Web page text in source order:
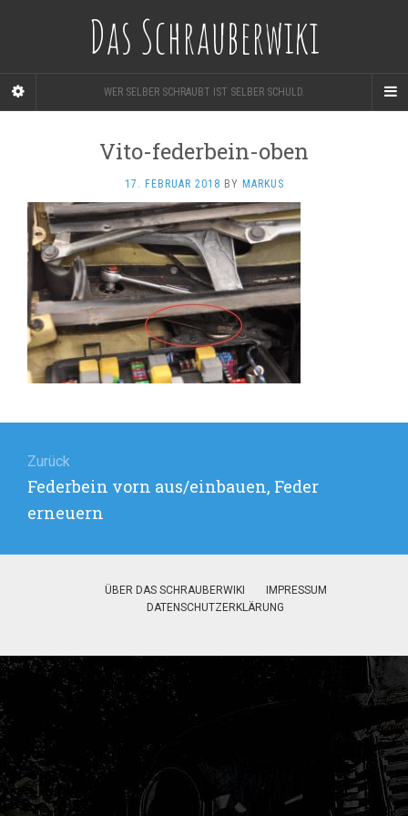
Das Schrauberwiki
WER SELBER SCHRAUBT IST SELBER SCHULD.
Vito-federbein-oben
17. FEBRUAR 2018 BY MARKUS
Zurück
Vorheriger
Beitrag:
Federbein vorn aus/einbauen, Feder
erneuern
ÜBER DAS SCHRAUBERWIKI
IMPRESSUM
DATENSCHUTZERKLÄRUNG